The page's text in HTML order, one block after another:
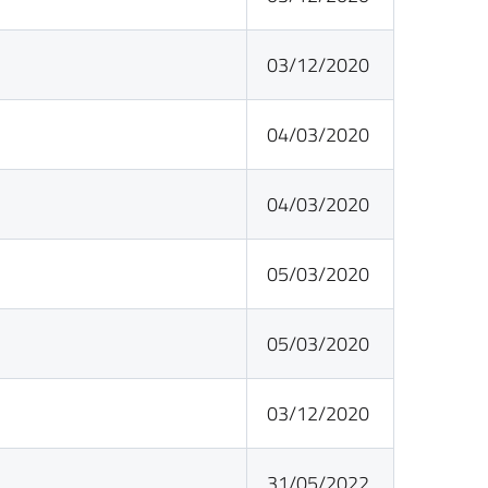
03/12/2020
04/03/2020
04/03/2020
05/03/2020
05/03/2020
03/12/2020